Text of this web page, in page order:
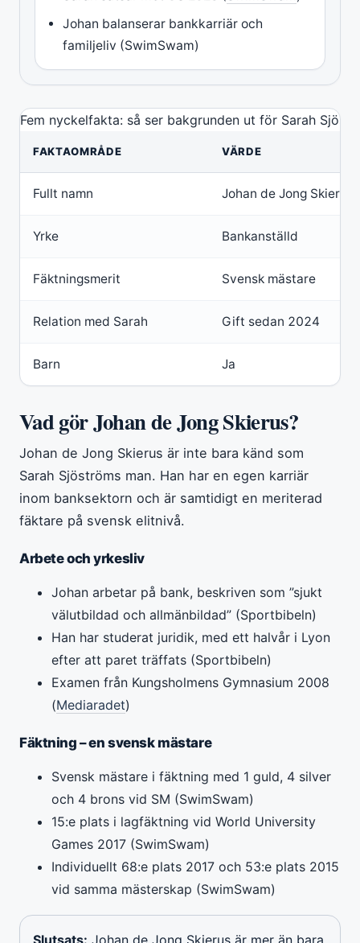
Johan balanserar bankkarriär och
familjeliv (SwimSwam)
Fem nyckelfakta: så ser bakgrunden ut för Sarah
FAKTAOMRÅDE VÄRDE
Fullt namn Johan de Jong Skierus
Yrke Bankanställd
Fäktningsmerit Svensk mästare
Relation med Sarah Gift sedan 2024
Barn Ja
Vad gör Johan de Jong Skierus?
Johan de Jong Skierus är inte bara känd som
Sarah Sjöströms man. Han har en egen karriär
inom banksektorn och är samtidigt en meriterad
fäktare på svensk elitnivå.
Arbete och yrkesliv
Johan arbetar på bank, beskriven som ”sjukt
välutbildad och allmänbildad” (Sportbibeln)
Han har studerat juridik, med ett halvår i Lyon
efter att paret träffats (Sportbibeln)
Examen från Kungsholmens Gymnasium 2008
(Mediaradet)
Fäktning – en svensk mästare
Svensk mästare i fäktning med 1 guld, 4 silver
och 4 brons vid SM (SwimSwam)
15:e plats i lagfäktning vid World University
Games 2017 (SwimSwam)
Individuellt 68:e plats 2017 och 53:e plats 2015
vid samma mästerskap (SwimSwam)
Slutsats: Johan de Jong Skierus är mer än bara